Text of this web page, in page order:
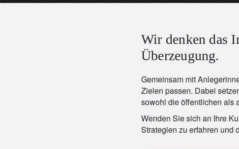
Wir denken das
Überzeugung.
Gemeinsam mit
Zielen passen. Dabei
sowohl die öffentlichen als
Wenden Sie sich an Ihre
Strategien zu erfahren und